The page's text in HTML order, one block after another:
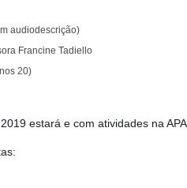
audiodescrição)
Francine Tadiello
20)
estará e com atividades na